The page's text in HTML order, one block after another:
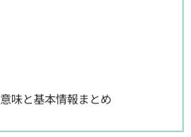
味と基本情報まとめ